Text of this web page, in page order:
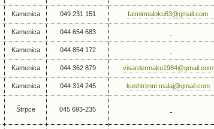
Kamenica 049 231 151 fatmirmaloku63@gmail.com
Kamenica 044 654 683
Kamenica 044 854 172
Kamenica 044 362 879 visardermaku1984@gmail.com
Kamenica 044 314 245 kushtrimm.malaj@gmail.com
Štrpce 045 693-235